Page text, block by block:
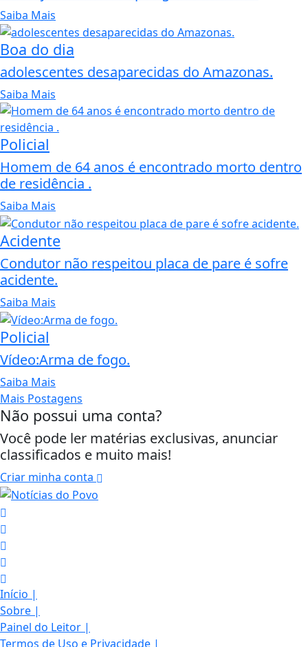
Saiba Mais
Boa do dia
adolescentes desaparecidas do Amazonas.
Saiba Mais
Policial
Homem de 64 anos é encontrado morto dentro
de residência .
Saiba Mais
Acidente
Condutor não respeitou placa de pare é sofre
acidente.
Saiba Mais
Policial
Vídeo:Arma de fogo.
Saiba Mais
Mais Postagens
Não possui uma conta?
Você pode ler matérias exclusivas, anunciar
classificados e muito mais!
Criar minha conta
Início |
Sobre |
Painel do Leitor |
Termos de Uso e Privacidade |